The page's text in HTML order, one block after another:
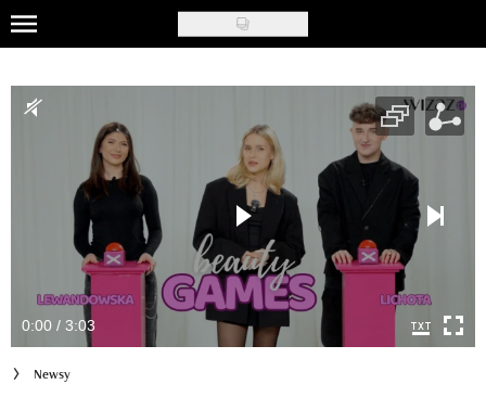
Skip
to
main
content
Moda
Ślub i wesele
Nasze akcje
Inspiracje
0:00 / 3:03
Newsy